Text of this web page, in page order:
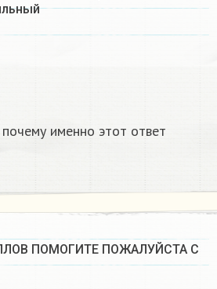
именно этот ответ
ПОМОГИТЕ ПОЖАЛУЙСТА С